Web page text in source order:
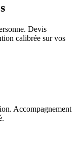
Devis
calibrée sur vos
Accompagnement